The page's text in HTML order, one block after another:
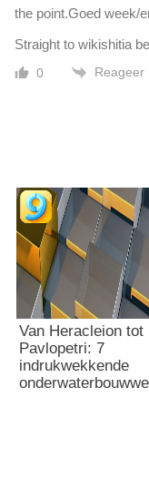
the point.Goed week/
Straight to wikishitia
0 Reageer
Van Heracleion tot
Pavlopetri: 7
indrukwekkende